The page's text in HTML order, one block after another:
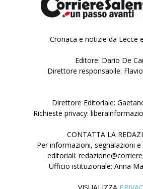
Cronaca e notizie da Lecce
Editore: Dario De
Direttore responsabile:
Direttore Editoriale:
Richieste privacy:
CONTATTA LA
Per informazioni, segnalazioni
editoriali:
Ufficio istituzionale: Anna
VISUALIZZA